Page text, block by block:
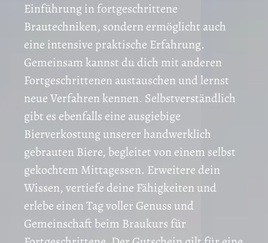
Einführung in fortgeschrittene
Brautechniken, sondern ermöglicht auch
eine intensive praktische Erfahrung.
Gemeinsam kannst du dich mit anderen
Fortgeschrittenen austauschen und lernst
neue Verfahren kennen. Selbstverständlich
gibt es ebenfalls eine ausgiebige
Bierverkostung unserer handwerklich
gebrauten Biere, begleitet von einem selbst
gekochtem Mittagessen. Erweitere dein
Wissen, vertiefe deine Fähigkeiten und
erlebe einen Tag voller Genuss und
Gemeinschaft beim Braukurs für